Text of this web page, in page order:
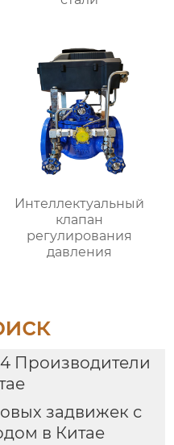
Интеллектуальный
клапан
регулирования
давления
Производители
задвижек с
в Китае